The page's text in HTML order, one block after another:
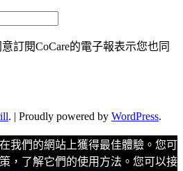
訂閱CoCare的電子報表示您也同
. | Proudly powered by WordPress.
我們的網站上獲得最佳體驗。您可
，了解它們的使用方法。您可以接